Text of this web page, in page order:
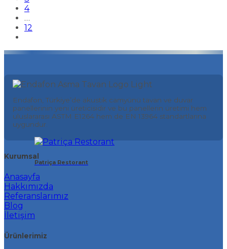
Patriça Restorant
4
…
12
Endafon, Türkiye’de akustik camyünü tavan ve duvar
panellerinin yeni üreticisidir ve bu panellerin üretimi hem
uluslararası ASTM E1264 hem de EN 13964 standartlarına
uygundur.
Kurumsal
Anasayfa
Hakkımızda
Referanslarımız
Blog
İletişim
Ürünlerimiz